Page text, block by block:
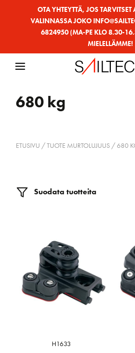
OTA YHTEYTTÄ, JOS TARVITSET
VALINNASSA JOKO
6824950 (MA-PE KLO 8.30-
MIELELLÄMME!
680 kg
ETUSIVU / TUOTE MURTOLUJUUS / 680
Suodata tuotteita
H1633